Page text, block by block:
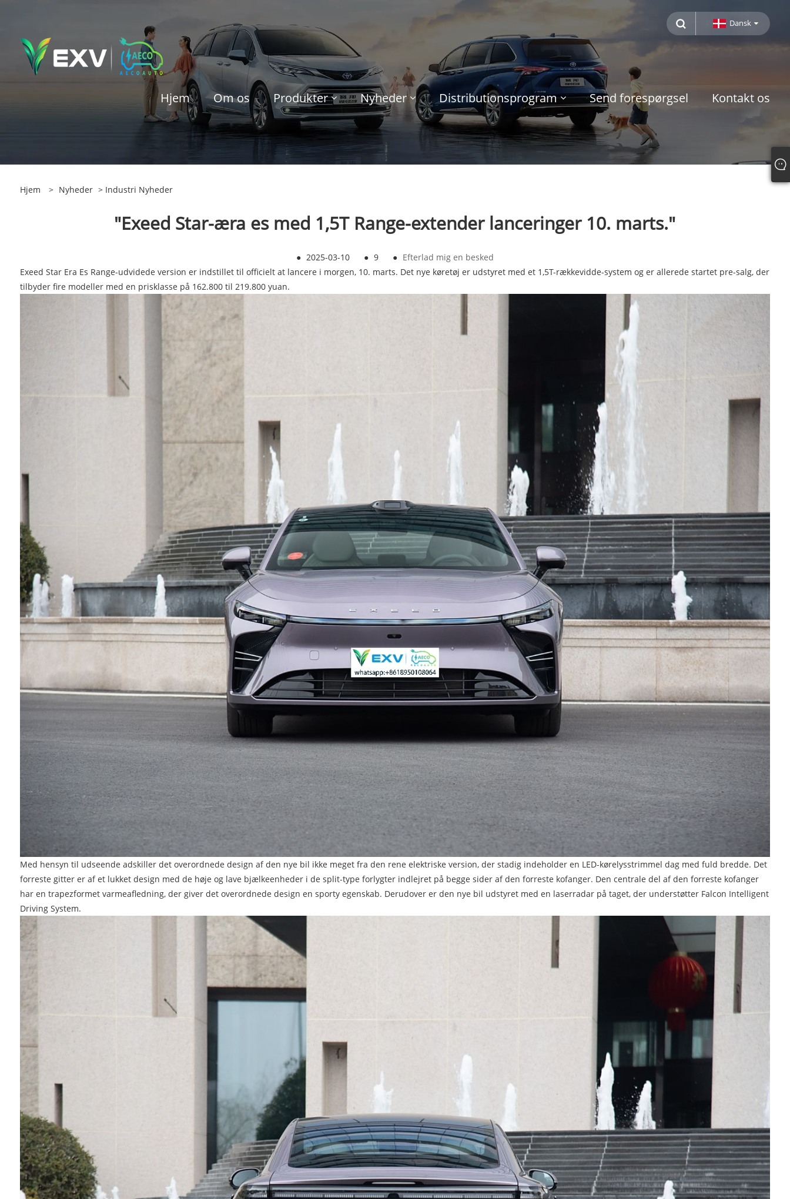
Dansk
Hjem Om os Produkter Nyheder Distributionsprogram Send forespørgsel Kontakt os
Hjem > Nyheder > Industri Nyheder
"Exeed Star-æra es med 1,5T Range-extender lanceringer 10. marts."
● 2025-03-10 ● 9 ● Efterlad mig en besked
Exeed Star Era Es Range-udvidede version er indstillet til officielt at lancere i morgen, 10. marts. Det nye køretøj er udstyret med et 1,5T-rækkevidde-system og er allerede startet pre-salg, der
tilbyder fire modeller med en prisklasse på 162.800 til 219.800 yuan.
Med hensyn til udseende adskiller det overordnede design af den nye bil ikke meget fra den rene elektriske version, der stadig indeholder en LED-kørelysstrimmel dag med fuld bredde. Det
forreste gitter er af et lukket design med de høje og lave bjælkeenheder i de split-type forlygter indlejret på begge sider af den forreste kofanger. Den centrale del af den forreste kofanger
har en trapezformet varmeafledning, der giver det overordnede design en sporty egenskab. Derudover er den nye bil udstyret med en laserradar på taget, der understøtter Falcon Intelligent
Driving System.